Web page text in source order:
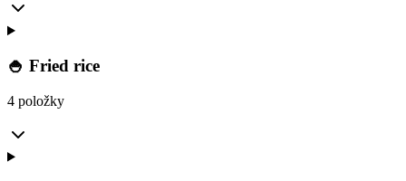
🍚 Fried rice
4 položky